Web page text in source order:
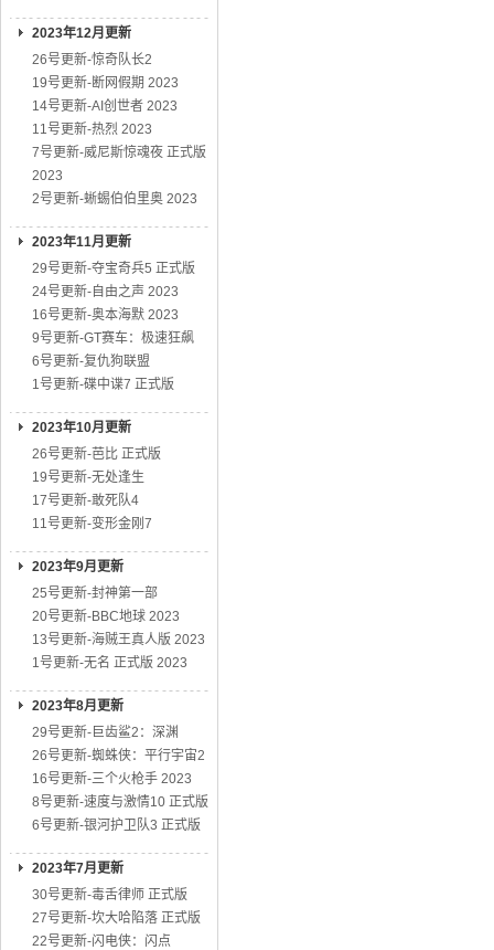
2023年12月更新
26号更新-惊奇队长2
19号更新-断网假期 2023
14号更新-AI创世者 2023
11号更新-热烈 2023
7号更新-威尼斯惊魂夜 正式版
2023
2号更新-蜥蜴伯伯里奥 2023
2023年11月更新
29号更新-夺宝奇兵5 正式版
24号更新-自由之声 2023
16号更新-奥本海默 2023
9号更新-GT赛车：极速狂飙
6号更新-复仇狗联盟
1号更新-碟中谍7 正式版
2023年10月更新
26号更新-芭比 正式版
19号更新-无处逢生
17号更新-敢死队4
11号更新-变形金刚7
2023年9月更新
25号更新-封神第一部
20号更新-BBC地球 2023
13号更新-海贼王真人版 2023
1号更新-无名 正式版 2023
2023年8月更新
29号更新-巨齿鲨2：深渊
26号更新-蜘蛛侠：平行宇宙2
16号更新-三个火枪手 2023
8号更新-速度与激情10 正式版
6号更新-银河护卫队3 正式版
2023年7月更新
30号更新-毒舌律师 正式版
27号更新-坎大哈陷落 正式版
22号更新-闪电侠：闪点